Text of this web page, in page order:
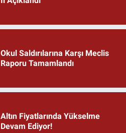
Okul Saldırılarına Karşı Meclis
Raporu Tamamlandı
Altın Fiyatlarında Yükselme
Devam Ediyor!